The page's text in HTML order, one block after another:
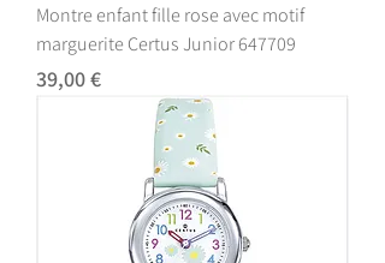
Montre enfant fille rose avec motif
marguerite Certus Junior 647709
Prix
39,00 €